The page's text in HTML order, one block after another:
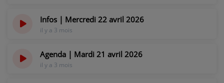
PARTENAIRES
CONTACT
Infos | Mercredi 22 avril 2026
il y a 3 mois
Agenda | Mardi 21 avril 2026
il y a 3 mois